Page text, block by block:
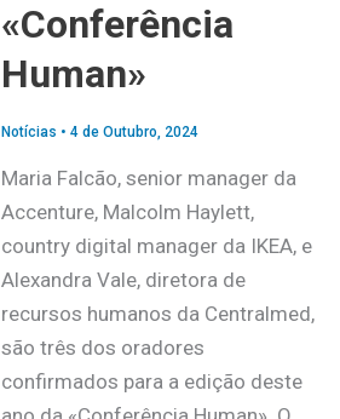
«Conferência
Human»
Notícias • 4 de Outubro, 2024
Maria Falcão, senior manager da
Accenture, Malcolm Haylett,
country digital manager da IKEA, e
Alexandra Vale, diretora de
recursos humanos da Centralmed,
são três dos oradores
confirmados para a edição deste